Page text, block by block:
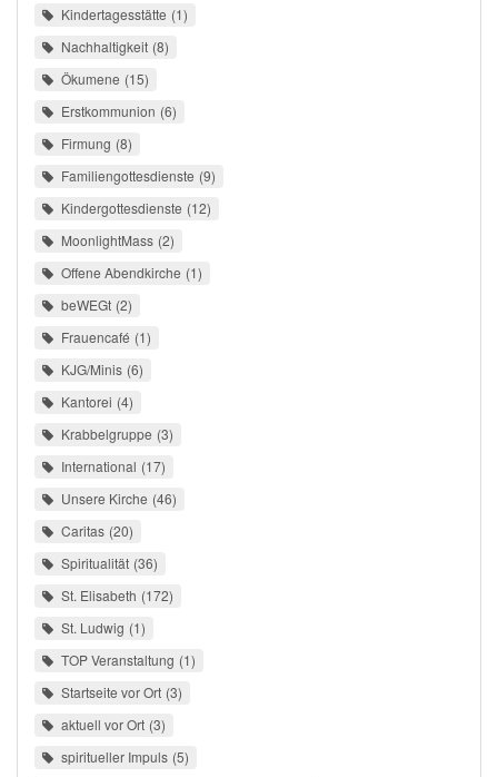
Kindertagesstätte 1
Nachhaltigkeit 8
Ökumene 15
Erstkommunion 6
Firmung 8
Familiengottesdienste 9
Kindergottesdienste 12
MoonlightMass 2
Offene Abendkirche 1
beWEGt 2
Frauencafé 1
KJG/Minis 6
Kantorei 4
Krabbelgruppe 3
International 17
Unsere Kirche 46
Caritas 20
Spiritualität 36
St. Elisabeth 172
St. Ludwig 1
TOP Veranstaltung 1
Startseite vor Ort 3
aktuell vor Ort 3
spiritueller Impuls 5